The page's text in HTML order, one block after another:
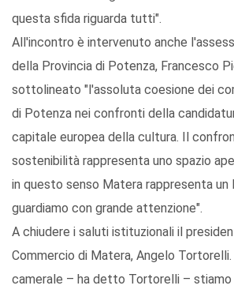
questa sfida riguarda tutti".
All'incontro è intervenuto anche
della Provincia di Potenza, Francesco
sottolineato "l'assoluta coesione dei
di Potenza nei confronti della
capitale europea della cultura. Il
sostenibilità rappresenta uno spazio
in questo senso Matera rappresenta un
guardiamo con grande attenzione".
A chiudere i saluti istituzionali il
Commercio di Matera, Angelo
camerale – ha detto Tortorelli – stiamo